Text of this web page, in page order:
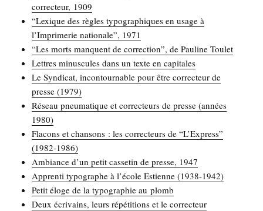
cor­rec­teur, 1909
“Lexique des règles typo­gra­phiques en usage à
l’Imprimerie natio­nale”, 1971
“Les morts manquent de cor­rec­tion”, de Pau­line Toulet
Lettres minus­cules dans un texte en capitales
Le Syn­di­cat, incon­tour­nable pour être cor­rec­teur de
presse (1979)
Réseau pneu­ma­tique et cor­rec­teurs de presse (années
1980)
Fla­cons et chan­sons : les cor­rec­teurs de “L’Express”
(1982-1986)
Ambiance d’un petit cas­se­tin de presse, 1947
Appren­ti typo­graphe à l’école Estienne (1938-1942)
Petit éloge de la typo­gra­phie au plomb
Deux écri­vains, leurs répé­ti­tions et le correcteur